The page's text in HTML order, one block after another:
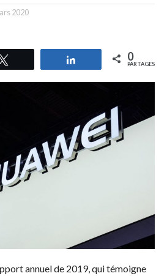
2020
Partagez 0
PARTAGES
annuel de 2019, qui témoigne